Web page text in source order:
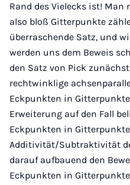
Rand des Vielecks ist!
also bloß Gitterpunkte
überraschende Satz, und
werden uns dem Beweis
den Satz von Pick
rechtwinklige
Eckpunkten in
Erweiterung auf den Fall
Eckpunkten in
Additivität/Subtraktivität
darauf aufbauend den
Eckpunkten in